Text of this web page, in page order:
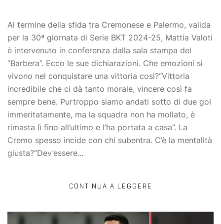
Al termine della sfida tra Cremonese e Palermo, valida
per la 30ª giornata di Serie BKT 2024-25, Mattia Valoti
è intervenuto in conferenza dalla sala stampa del
“Barbera”. Ecco le sue dichiarazioni. Che emozioni si
vivono nel conquistare una vittoria così?“Vittoria
incredibile che ci dà tanto morale, vincere così fa
sempre bene. Purtroppo siamo andati sotto di due gol
immeritatamente, ma la squadra non ha mollato, è
rimasta lì fino all’ultimo e l’ha portata a casa”. La
Cremo spesso incide con chi subentra. C’è la mentalità
giusta?“Dev’essere...
CONTINUA A LEGGERE